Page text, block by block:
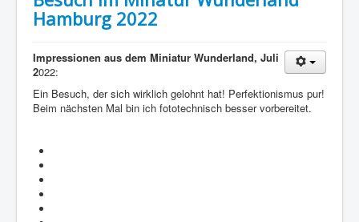
Hamburg 2022
Impressionen aus dem Miniatur Wunderland, Juli
2022:
Ein Besuch, der sich wirklich gelohnt hat! Perfektionismus pur!
Beim nächsten Mal bin ich fototechnisch besser vorbereitet.